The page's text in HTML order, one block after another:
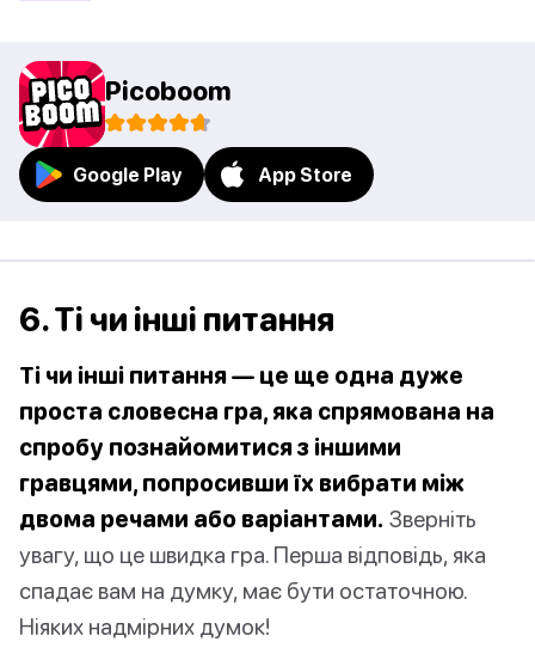
Picoboom
Google Play App Store
6. Ті чи інші питання
Ті чи інші питання — це ще одна дуже
проста словесна гра, яка спрямована на
спробу познайомитися з іншими
гравцями, попросивши їх вибрати між
двома речами або варіантами. Зверніть
увагу, що це швидка гра. Перша відповідь, яка
спадає вам на думку, має бути остаточною.
Ніяких надмірних думок!